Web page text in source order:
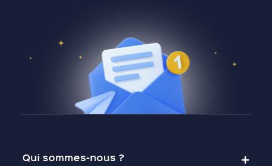
Qui sommes-nous ?